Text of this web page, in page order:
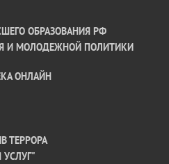
ОБРАЗОВАНИЯ РФ
И МОЛОДЕЖНОЙ ПОЛИТИКИ
ОНЛАЙН
ТЕРРОРА
УСЛУГ"